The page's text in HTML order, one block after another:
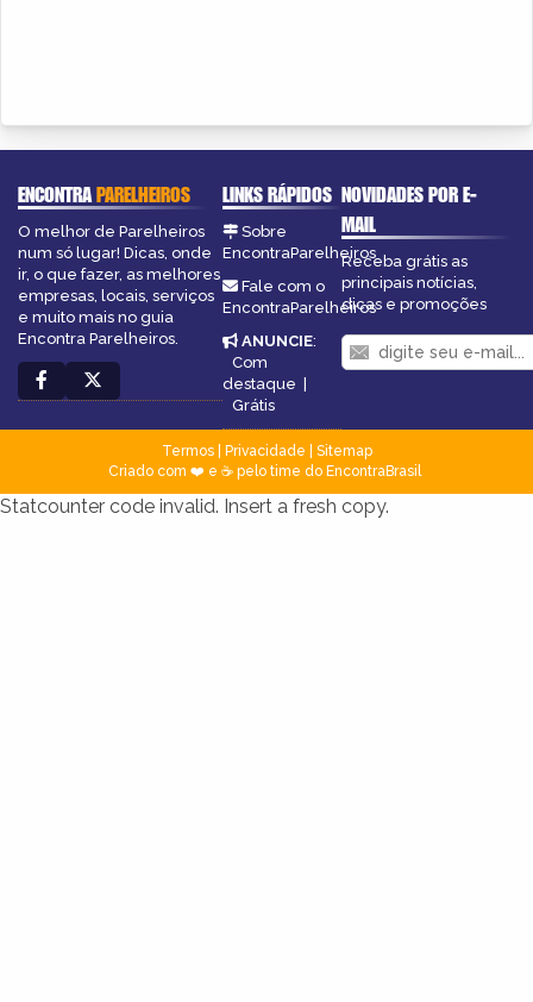
ENCONTRAPARELHEIROS
O melhor de Parelheiros
num só lugar! Dicas, onde
ir, o que fazer, as melhores
empresas, locais, serviços
e muito mais no guia
Encontra Parelheiros.
LINKS RÁPIDOS
Sobre
EncontraParelheiros
Fale com o
EncontraParelheiros
ANUNCIE:
Com
destaque |
Grátis
NOVIDADES POR E-
MAIL
Receba grátis as
principais notícias,
dicas e promoções
Termos| Privacidade
Sitemap
Criado com ❤️ e ☕ pelo time do EncontraBrasil
Statcounter code invalid. Insert a fresh copy.